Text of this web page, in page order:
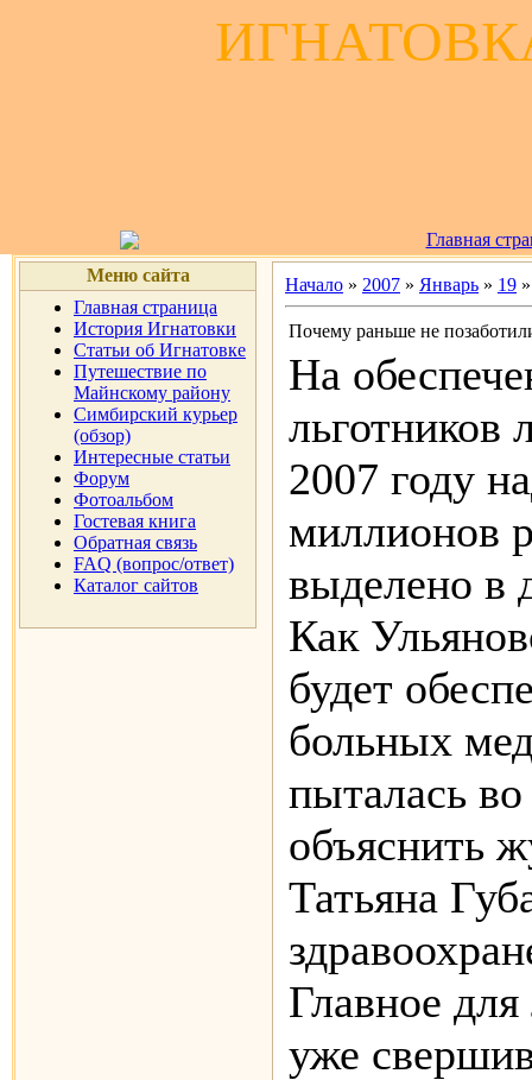
Главная
Меню сайта
Главная страница
История Игнатовки
Статьи об Игнатовке
Путешествие по
Майнскому району
Симбирский курьер
(обзор)
Интересные статьи
Форум
Фотоальбом
Гостевая книга
Обратная связь
FAQ (вопрос/ответ)
Каталог сайтов
Начало » 2007 » Январь » 19
Почему раньше не
На
льготников
2007 году
миллионов
выделено в
Как
будет
больных
пыталась
объяснить
Татьяна
Главное для
уже